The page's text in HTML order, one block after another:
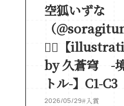
空狐いずな
（
❤️‍🔥【
by 久蒼穹 -
トル-】C1-C3
2026/05/29#入賞